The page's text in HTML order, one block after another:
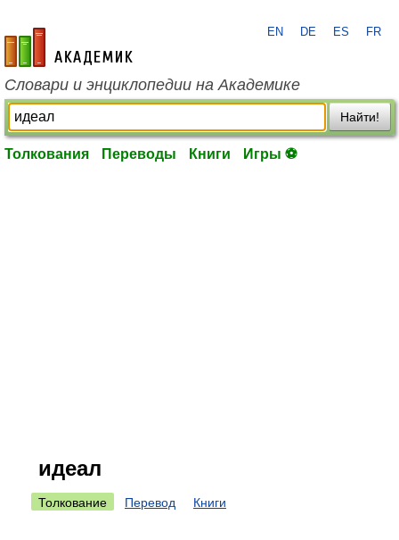
academic.ru
EN DE ES FR
Словари и энциклопедии на Академике
Найти!
Толкования Переводы Книги Игры ⚽
идеал
Толкование Перевод Книги